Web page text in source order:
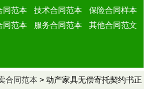
同范本 技术合同范本
保险合同样本
同范本 服务合同范本 其他合同范文
合同范本 > 动产家具无偿寄托契约书正